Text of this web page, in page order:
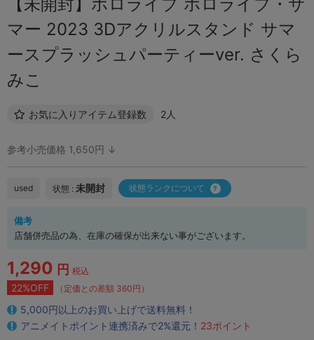
マー 2023 3Dアクリルスタンド サマ
ースプラッシュパーティーver. さくら
みこ
お気に入りアイテム登録数 2人
参考小売価格 1,650円 ↓
used 状態 : 未開封 状態ランクについて
備考
店舗併売品の為、在庫の確保が出来ない事がございます。
1,290 円 税込
22%OFF （定価との差額 360円）
5,000円以上のお買い上げで送料無料！
アニメイトポイント連携済みで2%還元！ 23ポイント